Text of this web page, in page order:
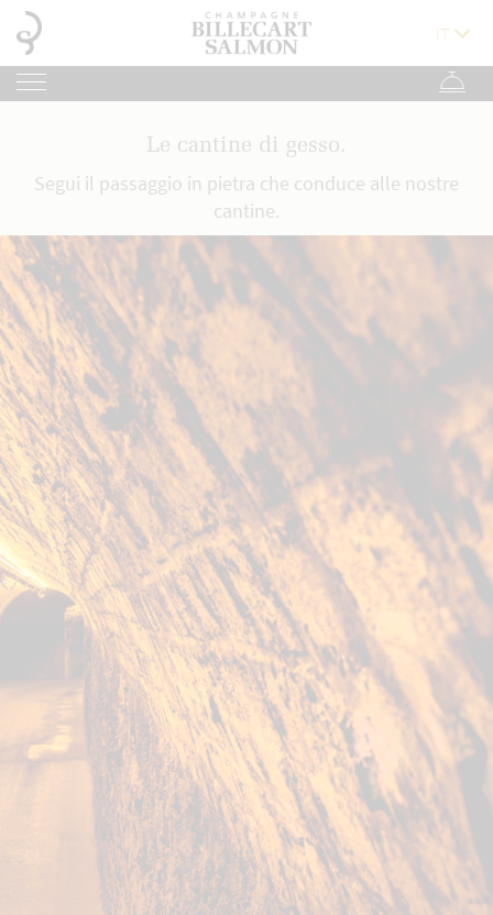
Le cantine di gesso.
Segui il passaggio in pietra che conduce alle nostre
cantine.